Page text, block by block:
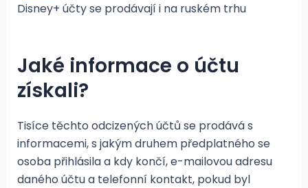
Disney+ účty se prodávají i na ruském trhu
Jaké informace o účtu
získali?
Tisíce těchto odcizených účtů se prodává s
informacemi, s jakým druhem předplatného se
osoba přihlásila a kdy končí, e-mailovou adresu
daného účtu a telefonní kontakt, pokud byl